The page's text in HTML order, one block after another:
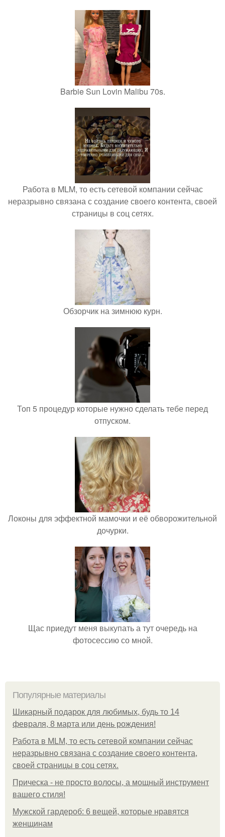
Barbie Sun Lovin Malibu 70s.
Работа в MLM, то есть сетевой компании сейчас
неразрывно связана с создание своего контента, своей
страницы в соц сетях.
Обзорчик на зимнюю курн.
Топ 5 процедур которые нужно сделать тебе перед
отпуском.
Локоны для эффектной мамочки и её обворожительной
дочурки.
Щас приедут меня выкупать а тут очередь на
фотосессию со мной.
Популярные материалы
Шикарный подарок для любимых, будь то 14
февраля, 8 марта или день рождения!
Работа в MLM, то есть сетевой компании сейчас
неразрывно связана с создание своего контента,
своей страницы в соц сетях.
Прическа - не просто волосы, а мощный инструмент
вашего стиля!
Мужской гардероб: 6 вещей, которые нравятся
женщинам